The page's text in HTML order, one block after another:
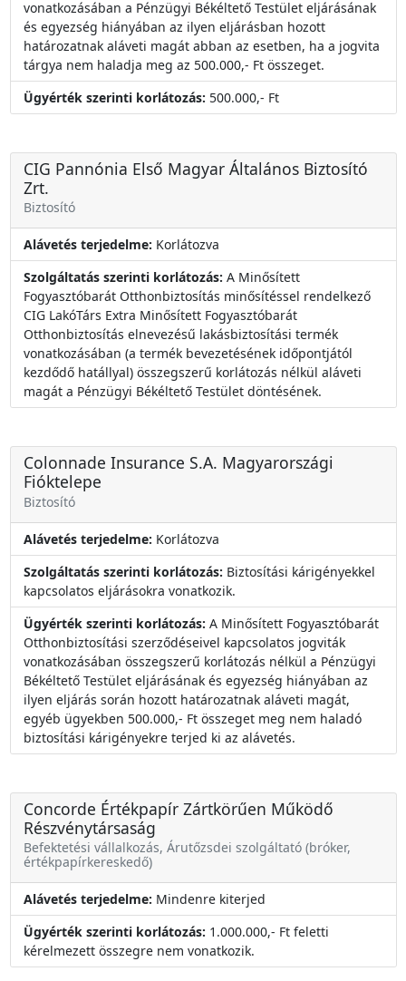
vonatkozásában a Pénzügyi Békéltető Testület eljárásának
és egyezség hiányában az ilyen eljárásban hozott
határozatnak aláveti magát abban az esetben, ha a jogvita
tárgya nem haladja meg az 500.000,- Ft összeget.
Ügyérték szerinti korlátozás: 500.000,- Ft
CIG Pannónia Első Magyar Általános Biztosító
Zrt.
Biztosító
Alávetés terjedelme: Korlátozva
Szolgáltatás szerinti korlátozás: A Minősített
Fogyasztóbarát Otthonbiztosítás minősítéssel rendelkező
CIG LakóTárs Extra Minősített Fogyasztóbarát
Otthonbiztosítás elnevezésű lakásbiztosítási termék
vonatkozásában (a termék bevezetésének időpontjától
kezdődő hatállyal) összegszerű korlátozás nélkül aláveti
magát a Pénzügyi Békéltető Testület döntésének.
Colonnade Insurance S.A. Magyarországi
Fióktelepe
Biztosító
Alávetés terjedelme: Korlátozva
Szolgáltatás szerinti korlátozás: Biztosítási kárigényekkel
kapcsolatos eljárásokra vonatkozik.
Ügyérték szerinti korlátozás: A Minősített Fogyasztóbarát
Otthonbiztosítási szerződéseivel kapcsolatos jogviták
vonatkozásában összegszerű korlátozás nélkül a Pénzügyi
Békéltető Testület eljárásának és egyezség hiányában az
ilyen eljárás során hozott határozatnak aláveti magát,
egyéb ügyekben 500.000,- Ft összeget meg nem haladó
biztosítási kárigényekre terjed ki az alávetés.
Concorde Értékpapír Zártkörűen Működő
Részvénytársaság
Befektetési vállalkozás, Árutőzsdei szolgáltató (bróker,
értékpapírkereskedő)
Alávetés terjedelme: Mindenre kiterjed
Ügyérték szerinti korlátozás: 1.000.000,- Ft feletti
kérelmezett összegre nem vonatkozik.